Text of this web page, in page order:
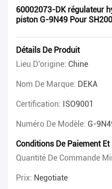
60002073-DK régulateur
piston G-9N49 Pour
Détails De Produit
Lieu D'origine: Chine
Nom De Marque: DEKA
Certification: ISO9001
Numéro De Modèle: G-
Conditions De Paiement
Quantité De Commande
Prix: Negotiate